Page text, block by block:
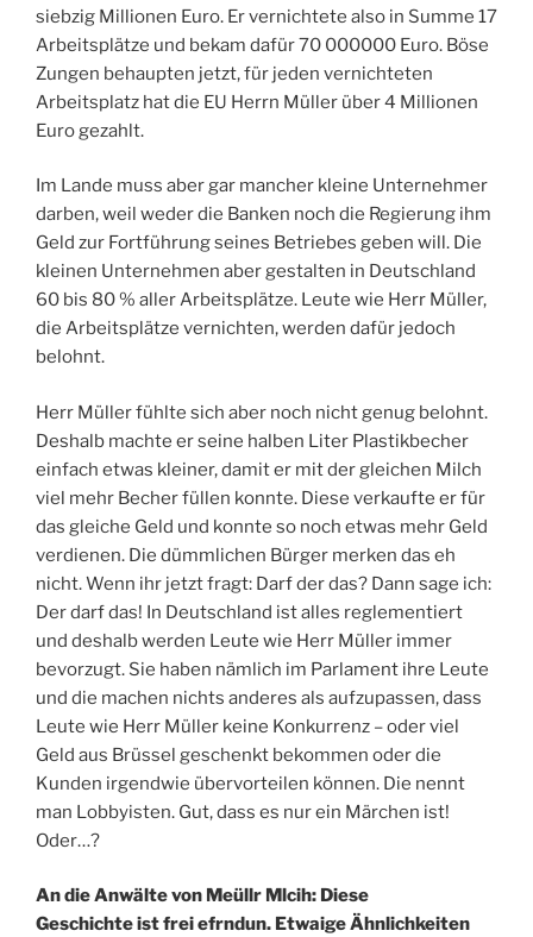
siebzig Millionen Euro. Er vernichtete also in Summe 17
Arbeitsplätze und bekam dafür 70 000000 Euro. Böse
Zungen behaupten jetzt, für jeden vernichteten
Arbeitsplatz hat die EU Herrn Müller über 4 Millionen
Euro gezahlt.
Im Lande muss aber gar mancher kleine Unternehmer
darben, weil weder die Banken noch die Regierung ihm
Geld zur Fortführung seines Betriebes geben will. Die
kleinen Unternehmen aber gestalten in Deutschland
60 bis 80 % aller Arbeitsplätze. Leute wie Herr Müller,
die Arbeitsplätze vernichten, werden dafür jedoch
belohnt.
Herr Müller fühlte sich aber noch nicht genug belohnt.
Deshalb machte er seine halben Liter Plastikbecher
einfach etwas kleiner, damit er mit der gleichen Milch
viel mehr Becher füllen konnte. Diese verkaufte er für
das gleiche Geld und konnte so noch etwas mehr Geld
verdienen. Die dümmlichen Bürger merken das eh
nicht. Wenn ihr jetzt fragt: Darf der das? Dann sage ich:
Der darf das! In Deutschland ist alles reglementiert
und deshalb werden Leute wie Herr Müller immer
bevorzugt. Sie haben nämlich im Parlament ihre Leute
und die machen nichts anderes als aufzupassen, dass
Leute wie Herr Müller keine Konkurrenz – oder viel
Geld aus Brüssel geschenkt bekommen oder die
Kunden irgendwie übervorteilen können. Die nennt
man Lobbyisten. Gut, dass es nur ein Märchen ist!
Oder…?
An die Anwälte von Meüllr Mlcih: Diese
Geschichte ist frei efrndun. Etwaige Ähnlichkeiten